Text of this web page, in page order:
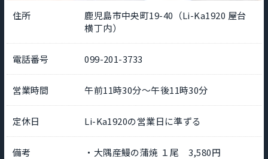
住所
鹿児島市中央町19-40（Li-Ka1920 屋台
横丁内）
電話番号 099-201-3733
営業時間 午前11時30分～午後11時30分
定休日 Li-Ka1920の営業日に準ずる
備考 ・大隅産鰻の蒲焼 １尾 3,580円